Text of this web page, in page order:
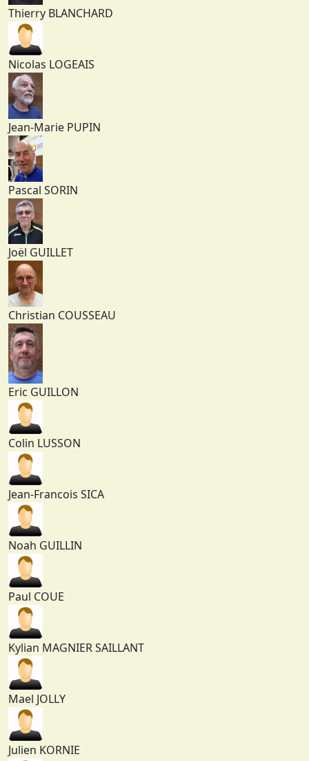
Thierry BLANCHARD
Nicolas LOGEAIS
Jean-Marie PUPIN
Pascal SORIN
Joël GUILLET
Christian COUSSEAU
Eric GUILLON
Colin LUSSON
Jean-Francois SICA
Noah GUILLIN
Paul COUE
Kylian MAGNIER SAILLANT
Mael JOLLY
Julien KORNIE